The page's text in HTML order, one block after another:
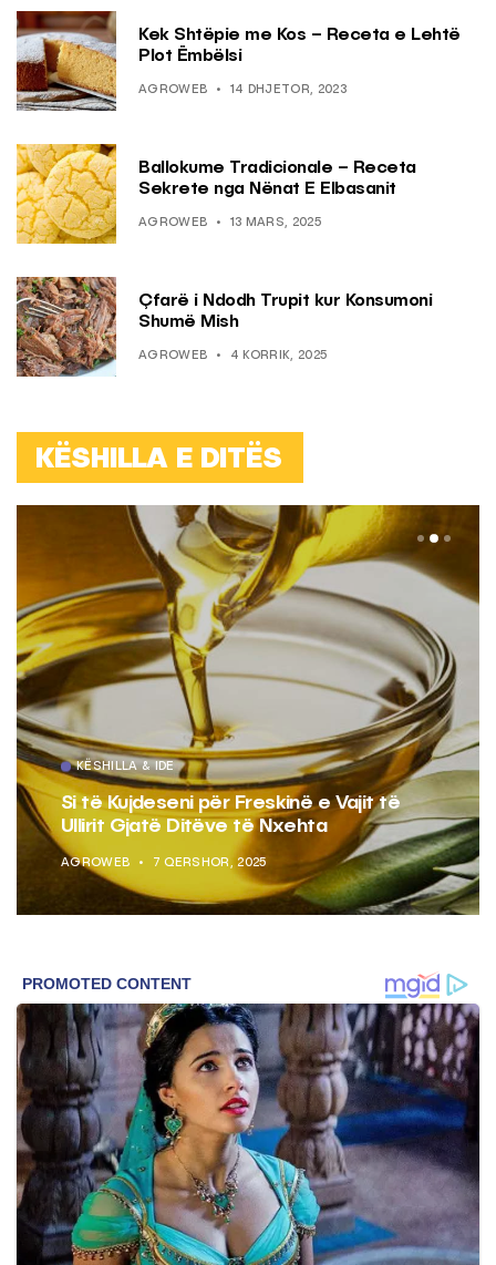
Kek Shtëpie me Kos – Receta e Lehtë
Plot Ëmbëlsi
AGROWEB 14 DHJETOR, 2023
Ballokume Tradicionale – Receta
Sekrete nga Nënat E Elbasanit
AGROWEB 13 MARS, 2025
Çfarë i Ndodh Trupit kur Konsumoni
Shumë Mish
AGROWEB 4 KORRIK, 2025
KËSHILLA E DITËS
KËSHILLA & IDE
Si të Kujdeseni për Freskinë e Vajit të
Ullirit Gjatë Ditëve të Nxehta
AGROWEB 7 QERSHOR, 2025